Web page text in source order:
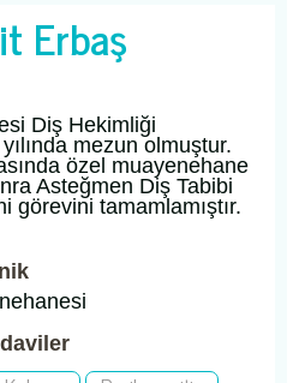
Erbaş
Diş Hekimliği
mezun olmuştur.
özel muayenehane
Asteğmen Diş Tabibi
görevini tamamlamıştır.